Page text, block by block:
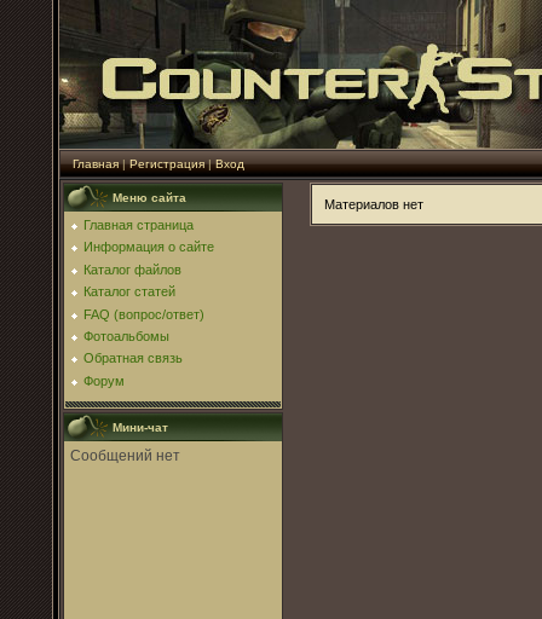
Главная|Регистрация|Вход
Меню сайта
Главная страница
Информация о сайте
Каталог файлов
Каталог статей
FAQ (вопрос/ответ)
Фотоальбомы
Обратная связь
Форум
Мини-чат
Материалов нет